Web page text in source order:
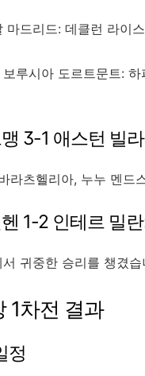
마드리드: 데클런 라이
루시아 도르트문트:
3-1 애스턴 빌
라츠헬리아, 누누 멘드
1-2 인테르 밀
서 귀중한 승리를 챙겼
1차전 결과
정